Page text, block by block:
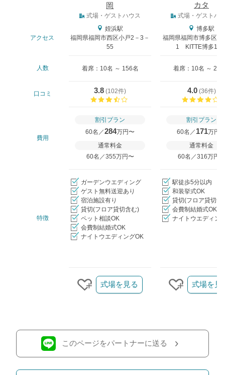
岡
カタ
式場・ゲストハウス 式場・ゲストハ
アクセス
姪浜駅
福岡県福岡市西区小戸2－3－
55
博多駅
福岡県福岡市博多区中
1 KITTE博多11
人数 着席：10名 ～ 156名 着席：10名 ～ 200
口コミ 3.8 (102件)
4.0(36件)
費用
割引プラン
60名／284万円〜
通常料金
60名／355万円〜
割引プラン
60名／ 171万円
通常料金
60名／316万円〜
特徴
ガーデンウエディング
ゲスト無料送迎あり
宿泊施設有り
貸切(フロア貸切含む)
ペット相談OK
会費制結婚式OK
ナイトウエディングOK
駅徒歩5分以内
和装挙式OK
貸切(フロア貸切含
会費制結婚式OK
ナイトウエディン
クリップする
式場を見る
クリップす
式場を見
このページをパートナーに送る